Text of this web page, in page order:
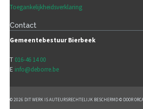
Toegankelijkheidsverklaring
Contact
Gemeentebestuur Bierbeek
T 016-46 14 00
E info@deborre.be
© 2026 DIT WERK IS AUTEURSRECHTELIJK BESCHERMD © DOOR